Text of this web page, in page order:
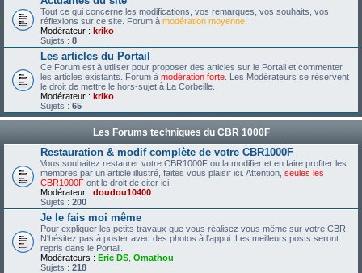
Tout ce qui concerne les modifications, vos remarques, vos souhaits, vos
réflexions sur ce site. Forum à modération moyenne
Modérateur : kriko
Sujets : 8
Les articles du Portail
Ce Forum est à utiliser pour proposer des articles sur le Portail et commenter
les articles existants. Forum à modération forte . Les Modérateurs se réservent
le droit de mettre le hors-sujet à La Corbeille.
Modérateur : kriko
Sujets : 65
Les Forums techniques du CBR 1000F
Restauration & modif complète de votre CBR1000F
Vous souhaitez restaurer votre CBR1000F ou la modifier et en faire profiter les
membres par un article illustré, faites vous plaisir ici. Attention, seules les
CBR1000F ont le droit de citer ici.
Modérateur : doudou10400
Sujets : 200
Je le fais moi même
Pour expliquer les petits travaux que vous réalisez vous même sur votre CBR.
N'hésitez pas à poster avec des photos à l'appui. Les meilleurs posts seront
repris dans le Portail.
Modérateurs : Eric DS Omathou
Sujets : 218